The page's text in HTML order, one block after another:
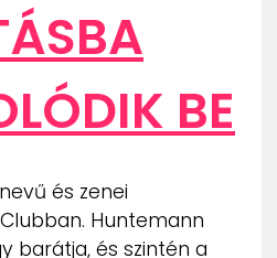
BE
és zenei
Huntemann
barátja, és szintén a